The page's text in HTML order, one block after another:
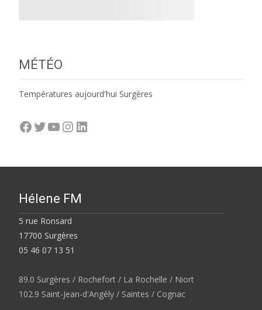
MÉTÉO
Températures aujourd'hui Surgères
Facebook
Twitter
YouTube
Instagram
LinkedIn
Hélene FM
5 rue Ronsard
17700 Surgères
05 46 07 13 51
89.0 Surgères / Rochefort / La Rochelle / Niort
102.9 Saint-Jean-d'Angély / Saintes / Cognac